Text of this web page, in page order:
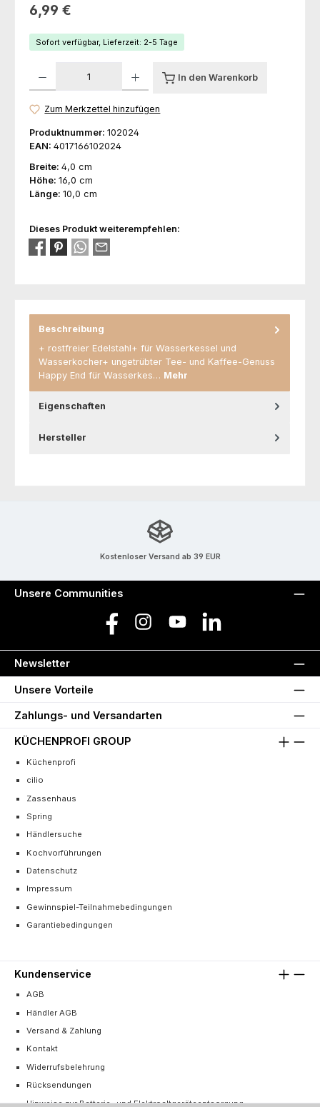
Regulärer Preis:
6,99 €
Sofort verfügbar, Lieferzeit: 2-5 Tage
In den Warenkorb
Zum Merkzettel hinzufügen
Produktnummer: 102024
EAN: 4017166102024
Breite: 4,0 cm
Höhe: 16,0 cm
Länge: 10,0 cm
Dieses Produkt weiterempfehlen:
Beschreibung
+ rostfreier Edelstahl+ für Wasserkessel und
Wasserkocher+ ungetrübter Tee- und Kaffee-Genuss
Happy End für Wasserkes… Mehr
Eigenschaften
Hersteller
Kostenloser Versand ab 39 EUR
Unsere Communities
Facebook Instagram YouTube LinkedIn
Newsletter
Unsere Vorteile
Zahlungs- und Versandarten
KÜCHENPROFI GROUP
Küchenprofi
cilio
Zassenhaus
Spring
Händlersuche
Kochvorführungen
Datenschutz
Impressum
Gewinnspiel-Teilnahmebedingungen
Garantiebedingungen
Kundenservice
AGB
Händler AGB
Versand & Zahlung
Kontakt
Widerrufsbelehrung
Rücksendungen
Hinweise zur Batterie- und Elektroaltgeräteentsorgung